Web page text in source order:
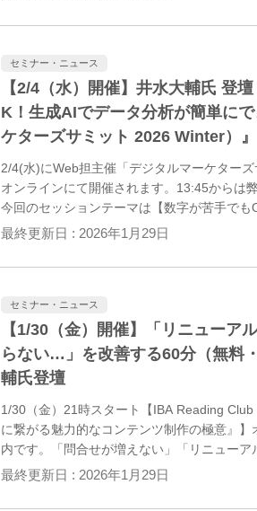
セミナー・ニュース
【2/4（水）開催】井水大輔氏 登
K！生成AIでデータ分析が簡単に
ケターズサミット 2026 Winter）』
2/4(水)にWeb担主催「デジタルマーケター
オンラインにて開催されます。13:45からは
今回のセッションテーマは【数字が苦手でも
簡単にできる】です。「GA4見ても、次に何
い。
最終更新日 : 2026年1月29日
セミナー・ニュース
【1/30（金）開催】「リニューア
らない…」を改善する60分（無料
輔氏登壇
1/30（金）21時スタート【IBA Reading
に繋がる魅力的なコンテンツ制作の極意』
内です。「問合せが増えない」「リニューア
い」…コンバージョンにつながるWebコンテ
最終更新日 : 2026年1月29日